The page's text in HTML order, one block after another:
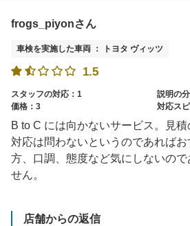
frogs_piyonさん
車検を実施した車両 ： トヨタ ヴィッツ
1.5
スタッフの対応：1
説明の
価格：3
対応ス
B to C には向かないサービス。見
対応は問わないというのであれば
方、口調、態度など気にしないので
せん。
店舗からの返信